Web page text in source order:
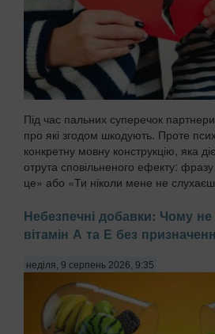
Під час пальних суперечок
про які згодом шкодують. Проте
конкретну мовну конструкцію, яка
отрута сповільненого ефекту:
це» або «Ти ніколи мене не
Небезпечні добавки: Чому
вітамін А та Е без
неділя, 9 серпень 2026, 9:35